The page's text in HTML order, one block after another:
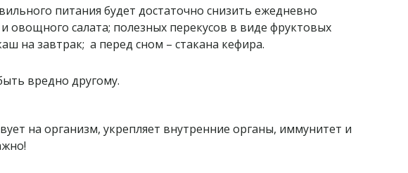
питания будет достаточно снизить ежедневно
салата; полезных перекусов в виде фруктовых
на завтрак; а перед сном – стакана кефира.
вредно другому.
на организм, укрепляет внутренние органы, иммунитет и